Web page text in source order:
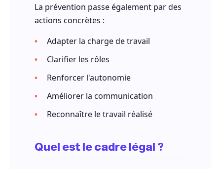
La prévention passe également par des
actions concrètes :
Adapter la charge de travail
Clarifier les rôles
Renforcer l'autonomie
Améliorer la communication
Reconnaître le travail réalisé
Quel est le cadre légal ?